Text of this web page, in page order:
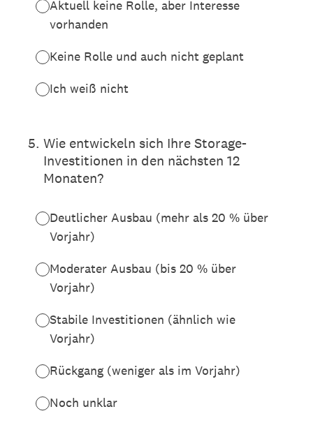
Aktuell keine Rolle, aber Interesse
vorhanden
Keine Rolle und auch nicht geplant
Ich weiß nicht
5. Wie entwickeln sich Ihre Storage-
Investitionen in den nächsten 12
Monaten?
Deutlicher Ausbau (mehr als 20 % über
Vorjahr)
Moderater Ausbau (bis 20 % über
Vorjahr)
Stabile Investitionen (ähnlich wie
Vorjahr)
Rückgang (weniger als im Vorjahr)
Noch unklar